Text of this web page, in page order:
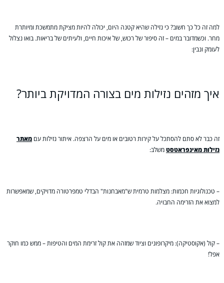
למה זה כל כך חשוב? כי נזילה שהיא קטנה היום, יכולה להיות מציקת מתמשכת ומיותרת
מחר. וכשמדובר במים – זה סיפור של רכוש, של איכות חיים, ולעיתים של בריאות. בואו נצלול
לעומק ונבין:
איך מזהים נזילות מים בצורה המדויקת ביותר?
זה כבר לא סתם להסתכל על קירות רטובים או מים על הרצפה. איתור נזילות עם מאתר
נזילות מאינפראטסטמשלב:
– טכנולוגיות חכמות: מצלמות טרמית ש"מאבחנות" הבדלי טמפרטורה מדויקים, שמאפשרות
למצוא את הזרימה החבויה.
– קול (אקוסטיקה): מיקרופונים וציוד שמזהה את קול זרימת המים והטיפות – ממש כמו חוקר
אפל!